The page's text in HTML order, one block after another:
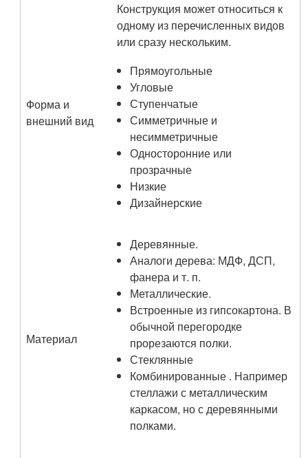
Форма и
внешний вид
Конструкция может относиться к
одному из перечисленных видов
или сразу нескольким.
Прямоугольные
Угловые
Ступенчатые
Симметричные и
несимметричные
Односторонние или
прозрачные
Низкие
Дизайнерские
Материал
Деревянные.
Аналоги дерева: МДФ, ДСП,
фанера и т. п.
Металлические.
Встроенные из гипсокартона. В
обычной перегородке
прорезаются полки.
Стеклянные
Комбинированные . Например
стеллажи с металлическим
каркасом, но с деревянными
полками.